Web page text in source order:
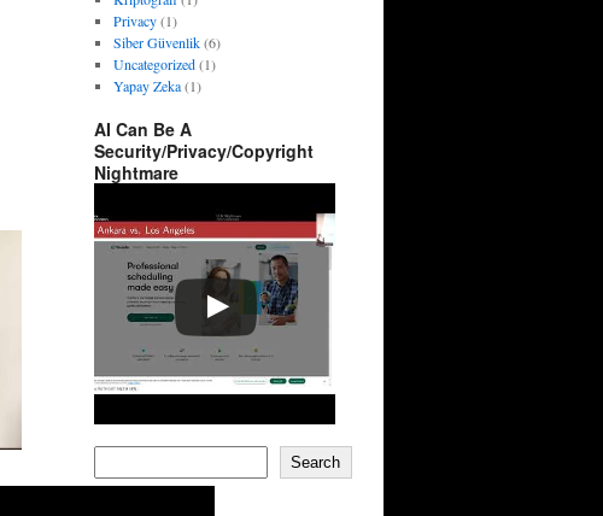
Privacy(1)
Siber Güvenlik(6)
Uncategorized(1)
Yapay Zeka(1)
AI Can Be A
Security/Privacy/Copyright
Nightmare
Search